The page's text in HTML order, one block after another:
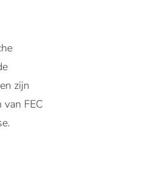
zijn
FEC